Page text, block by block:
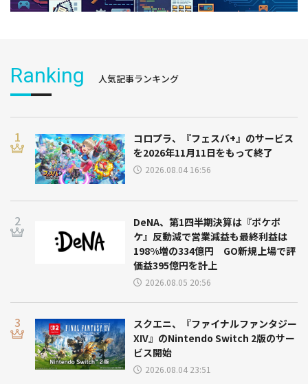
Ranking 人気記事ランキング
コロプラ、『フェスバ+』のサービス
を2026年11月11日をもって終了
2026.08.04 16:56
DeNA、第1四半期決算は『ポケポ
ケ』反動減で営業減益も最終利益は
198%増の334億円 GO新規上場で評
価益395億円を計上
2026.08.05 20:56
スクエニ、『ファイナルファンタジー
XIV』のNintendo Switch 2版のサー
ビス開始
2026.08.04 23:51